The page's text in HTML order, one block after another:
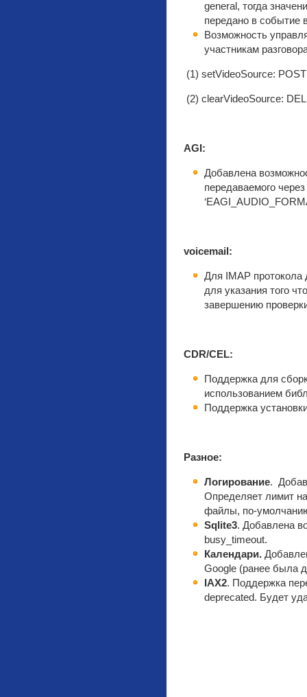
general, тогда
передано в событие
Возможность
участникам
(1) setVideoSource:
(2) clearVideoSource:
AGI:
Добавлена
передаваемого
voicemail:
Для IMAP протокола
для указания того
завершению
CDR/CEL:
Поддержка для
использованием
Поддержка
Разное:
Логирование.
Определяет лимит
файлы, по-
Sqlite3. Добавлена
busy_timeout.
Календари.
Google (ранее была
IAX2. Поддержка
deprecated. Будет